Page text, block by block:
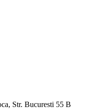
Str. Bucuresti 55 B